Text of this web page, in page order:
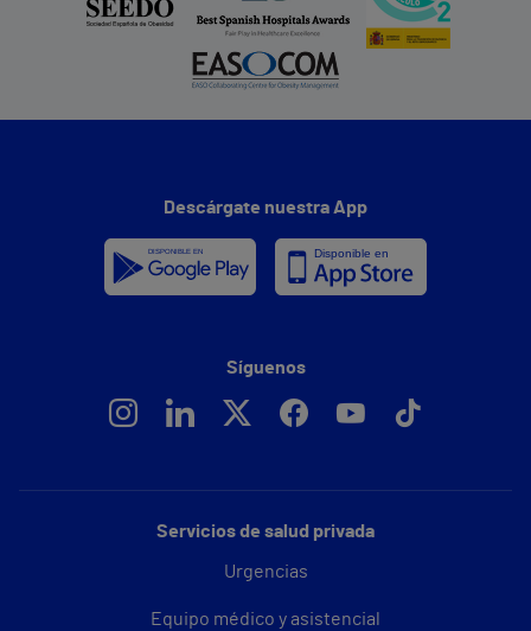
Servicios de salud privada
Urgencias
Equipo médico y asistencial
Descárgate nuestra App
Síguenos